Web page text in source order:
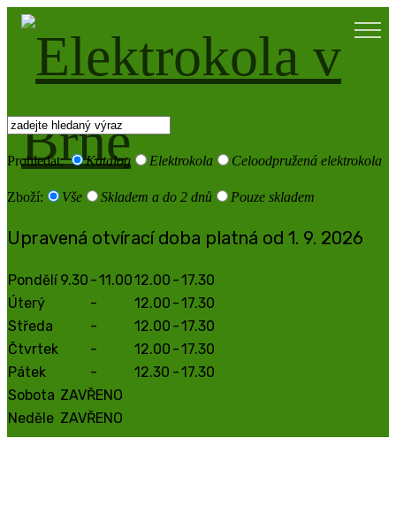
Prohledat: Katalog Elektrokola Celoodpružená elektrokola
Zboží: Vše Skladem a do 2 dnů Pouze skladem
Upravená otvírací doba platná od 1. 9. 2026
Pondělí 9.30 -11.0012.00 -17.30
Úterý
- 12.00 -17.30
Středa
- 12.00 -17.30
Čtvrtek
- 12.00 -17.30
Pátek
- 12.30 -17.30
Sobota ZAVŘENO
Neděle ZAVŘENO